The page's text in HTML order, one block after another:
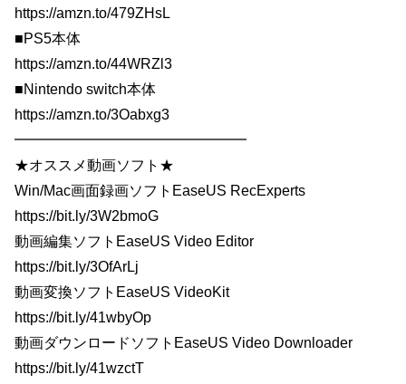
https://amzn.to/479ZHsL
■PS5本体
https://amzn.to/44WRZl3
■Nintendo switch本体
https://amzn.to/3Oabxg3
━━━━━━━━━━━━━━━━
★オススメ動画ソフト★
Win/Mac画面録画ソフトEaseUS RecExperts
https://bit.ly/3W2bmoG
動画編集ソフトEaseUS Video Editor
https://bit.ly/3OfArLj
動画変換ソフトEaseUS VideoKit
https://bit.ly/41wbyOp
動画ダウンロードソフトEaseUS Video Downloader
https://bit.ly/41wzctT